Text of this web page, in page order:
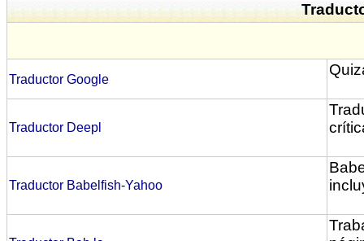
Traductor Google
Traductor Deepl
Traductor Babelfish-Yahoo